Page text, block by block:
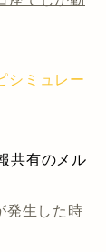
シミュレー
共有のメル
発生した時